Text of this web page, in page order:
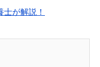
が解説！